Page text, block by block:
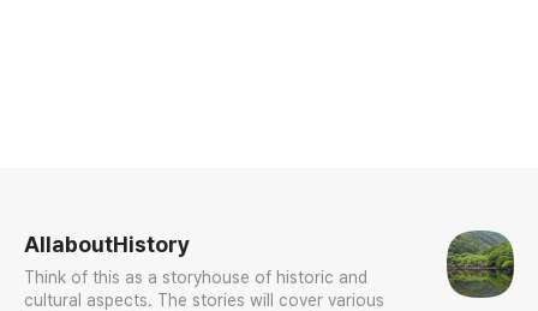
AllaboutHistory
Think of this as a storyhouse of historic and
cultural aspects. The stories will cover various